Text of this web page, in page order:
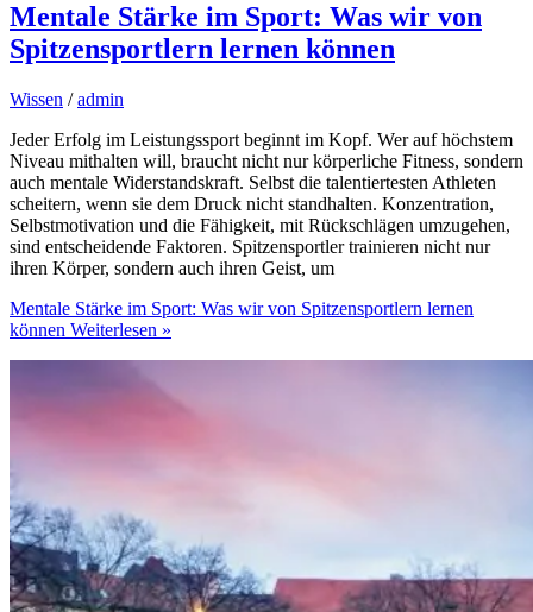
Mentale Stärke im Sport: Was wir von
Spitzensportlern lernen können
Wissen /admin
Jeder Erfolg im Leistungssport beginnt im Kopf. Wer auf höchstem
Niveau mithalten will, braucht nicht nur körperliche Fitness, sondern
auch mentale Widerstandskraft. Selbst die talentiertesten Athleten
scheitern, wenn sie dem Druck nicht standhalten. Konzentration,
Selbstmotivation und die Fähigkeit, mit Rückschlägen umzugehen,
sind entscheidende Faktoren. Spitzensportler trainieren nicht nur
ihren Körper, sondern auch ihren Geist, um
Mentale Stärke im Sport: Was wir von Spitzensportlern lernen
können Weiterlesen »